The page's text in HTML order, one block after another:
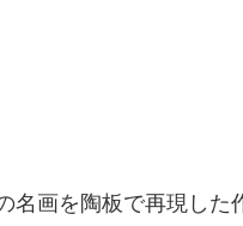
名画を陶板で再現した